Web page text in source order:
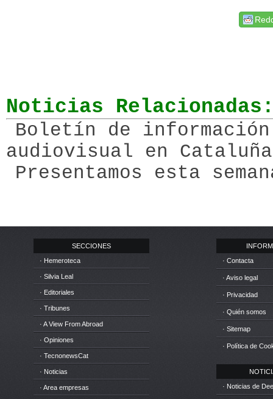
Noticias
Boletín de
audiovisual en Cataluña
Presentamos esta
SECCIONES
· Hemeroteca
· Silvia Leal
· Editoriales
· Tribunes
· A View From Abroad
· Opiniones
· TecnonewsCat
· Noticias
· Area empresas
· Contacta
· Aviso legal
· Privacidad
· Quién somos
· Sitemap
· Política de
· Noticias de